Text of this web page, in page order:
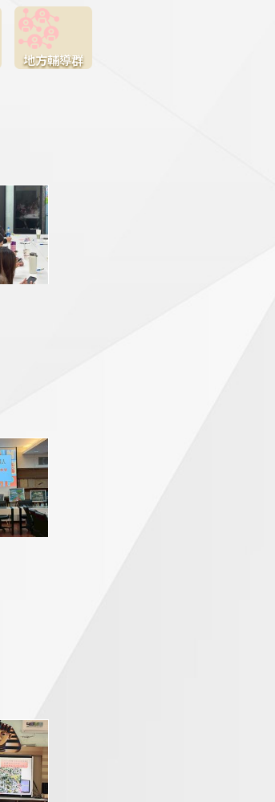
地方輔導群